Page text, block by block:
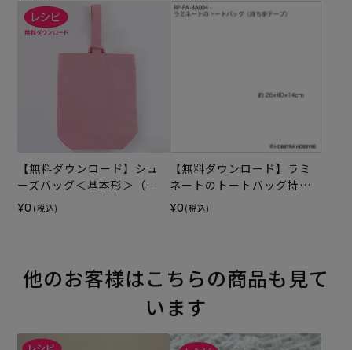
【無料ダウンロード】シュ
ーズバッグ＜基本形＞（レ
シピ）
¥0 (税込)
【無料ダウンロード】ラミ
ネートのトートバッグ持ち
手テープ（レシピ）
¥0 (税込)
他のお客様はこちらの商品も見て
います